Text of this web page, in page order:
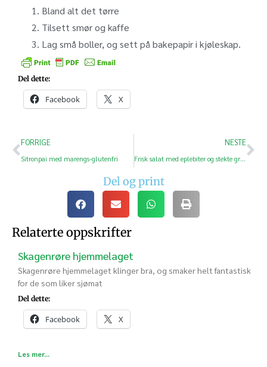
Bland alt det tørre
Tilsett smør og kaffe
Lag små boller, og sett på bakepapir i kjøleskap.
Del dette:
Facebook X
FORRIGE
Sitronpai med marengs-glutenfri
NESTE
Frisk salat med eplebiter og stekte gresskarkjerner
Del og print
Relaterte oppskrifter
Skagenrøre hjemmelaget
Skagenrøre hjemmelaget klinger bra, og smaker helt fantastisk
for de som liker sjømat
Del dette:
Facebook X
Les mer...